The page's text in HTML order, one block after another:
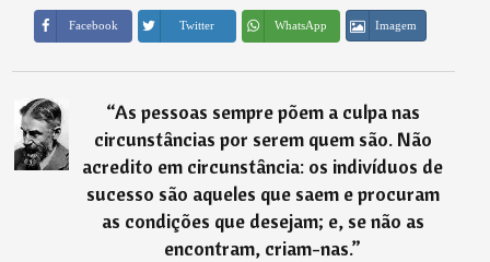
Facebook Twitter WhatsApp Imagem
“As pessoas sempre põem a culpa nas
circunstâncias por serem quem são. Não
acredito em circunstância: os indivíduos de
sucesso são aqueles que saem e procuram
as condições que desejam; e, se não as
encontram, criam-nas.”